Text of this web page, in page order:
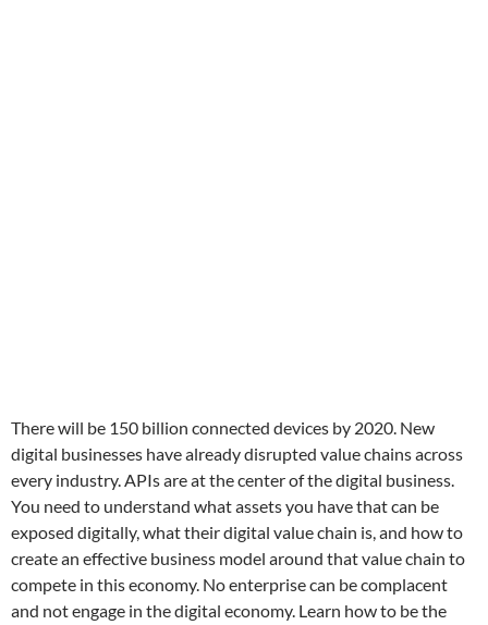
There will be 150 billion connected devices by 2020. New
digital businesses have already disrupted value chains across
every industry. APIs are at the center of the digital business.
You need to understand what assets you have that can be
exposed digitally, what their digital value chain is, and how to
create an effective business model around that value chain to
compete in this economy. No enterprise can be complacent
and not engage in the digital economy. Learn how to be the